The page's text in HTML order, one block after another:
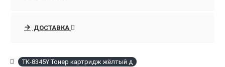
ДОСТАВКА
TK-8345Y Тонер картридж жёлтый д